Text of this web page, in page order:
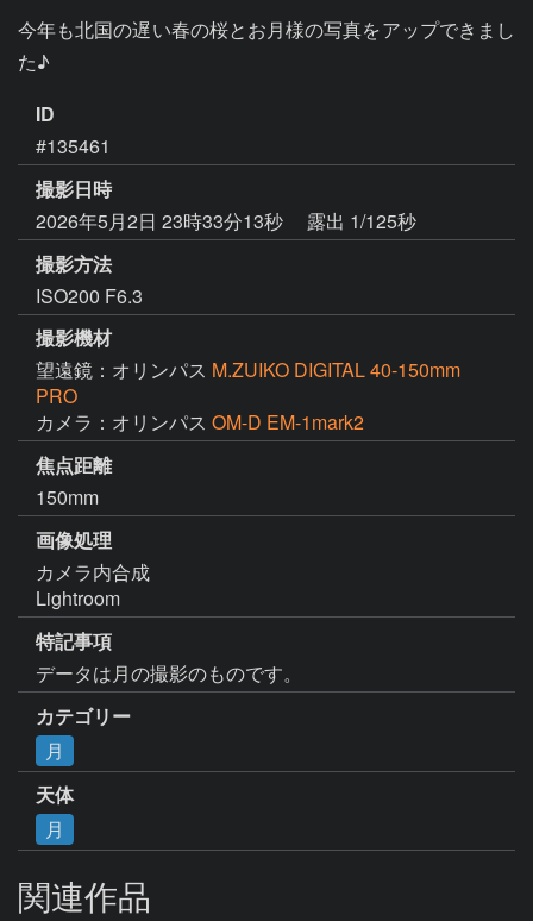
今年も北国の遅い春の桜とお月様の写真をアップできまし
た♪
ID
#135461
撮影日時
2026年5月2日 23時33分13秒
露出 1/125秒
撮影方法
ISO200 F6.3
撮影機材
望遠鏡：オリンパス M.ZUIKO DIGITAL 40-150mm
PRO
カメラ：オリンパス OM-D EM-1mark2
焦点距離
150mm
画像処理
カメラ内合成
Lightroom
特記事項
データは月の撮影のものです。
カテゴリー
月
天体
月
関連作品